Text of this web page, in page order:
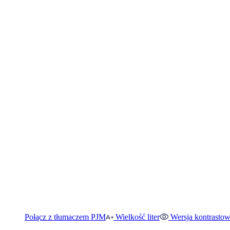
Połącz z tłumaczem PJM Wielkość liter Wersja